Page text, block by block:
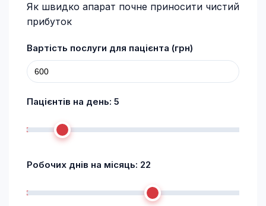
Як швидко апарат почне приносити чистий
прибуток
Вартість послуги для пацієнта (грн)
Пацієнтів на день: 5
Робочих днів на місяць: 22